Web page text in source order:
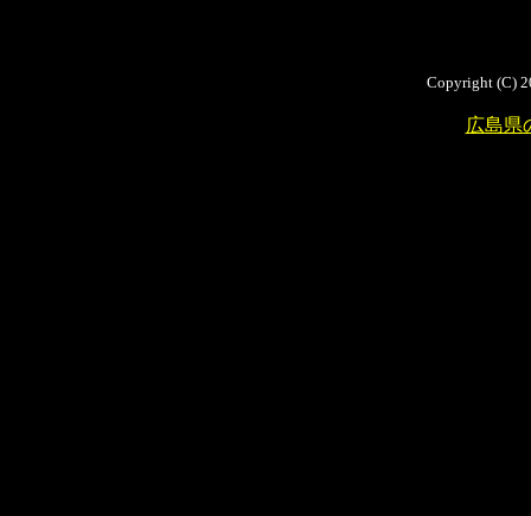
Copyright (C)
広島県